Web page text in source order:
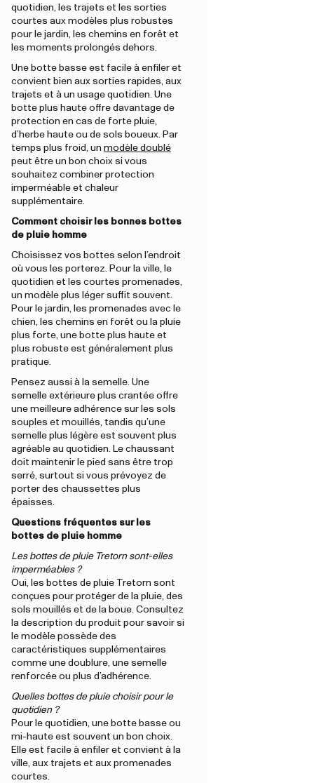
quotidien, les trajets et les sorties
courtes aux modèles plus robustes
pour le jardin, les chemins en forêt et
les moments prolongés dehors.
Une botte basse est facile à enfiler et
convient bien aux sorties rapides, aux
trajets et à un usage quotidien. Une
botte plus haute offre davantage de
protection en cas de forte pluie,
d’herbe haute ou de sols boueux. Par
temps plus froid, un modèle doublé
peut être un bon choix si vous
souhaitez combiner protection
imperméable et chaleur
supplémentaire.
Comment choisir les bonnes bottes
de pluie homme
Choisissez vos bottes selon l’endroit
où vous les porterez. Pour la ville, le
quotidien et les courtes promenades,
un modèle plus léger suffit souvent.
Pour le jardin, les promenades avec le
chien, les chemins en forêt ou la pluie
plus forte, une botte plus haute et
plus robuste est généralement plus
pratique.
Pensez aussi à la semelle. Une
semelle extérieure plus crantée offre
une meilleure adhérence sur les sols
souples et mouillés, tandis qu’une
semelle plus légère est souvent plus
agréable au quotidien. Le chaussant
doit maintenir le pied sans être trop
serré, surtout si vous prévoyez de
porter des chaussettes plus
épaisses.
Questions fréquentes sur les
bottes de pluie homme
Les bottes de pluie Tretorn sont-elles
imperméables ?
Oui, les bottes de pluie Tretorn sont
conçues pour protéger de la pluie, des
sols mouillés et de la boue. Consultez
la description du produit pour savoir si
le modèle possède des
caractéristiques supplémentaires
comme une doublure, une semelle
renforcée ou plus d’adhérence.
Quelles bottes de pluie choisir pour le
quotidien ?
Pour le quotidien, une botte basse ou
mi-haute est souvent un bon choix.
Elle est facile à enfiler et convient à la
ville, aux trajets et aux promenades
courtes.